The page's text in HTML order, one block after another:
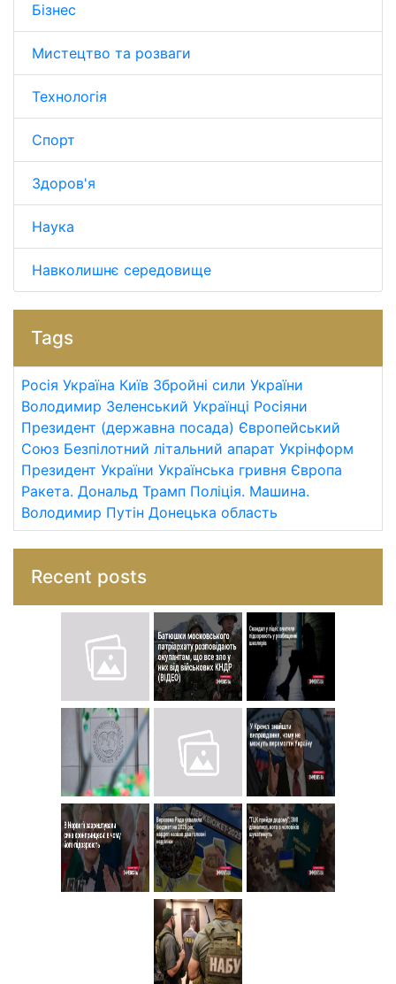
Бізнес
Мистецтво та розваги
Технологія
Спорт
Здоров'я
Наука
Навколишнє середовище
Tags
Росія Україна Київ Збройні сили України
Володимир Зеленський Українці Росіяни
Президент (державна посада) Європейський
Союз Безпілотний літальний апарат Укрінформ
Президент України Українська гривня Європа
Ракета. Дональд Трамп Поліція. Машина.
Володимир Путін Донецька область
Recent posts